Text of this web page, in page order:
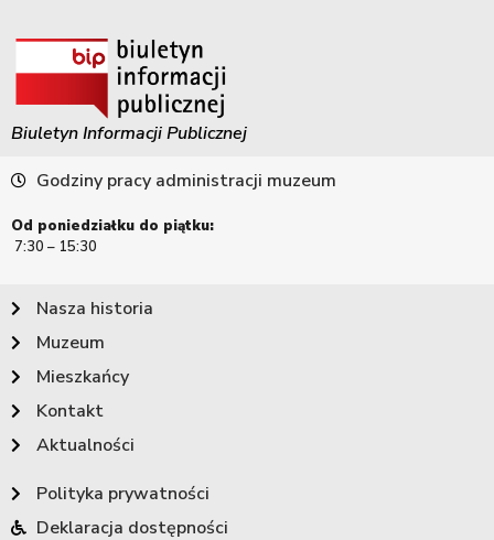
Biuletyn Informacji Publicznej
Godziny pracy administracji muzeum
Od poniedziałku do piątku:
7:30 – 15:30
Nasza historia
Muzeum
Mieszkańcy
Kontakt
Aktualności
Polityka prywatności
Deklaracja dostępności